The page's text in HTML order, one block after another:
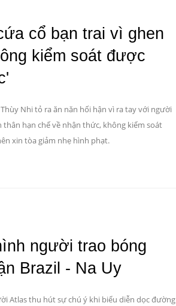
cổ bạn trai vì ghen
kiểm soát được
Thùy Nhi tỏ ra ăn năn hối hận vì ra tay với người
thân hạn chế về nhận thức, không kiểm soát
xin tòa giảm nhẹ hình phạt.
người trao bóng
Brazil - Na Uy
Atlas thu hút sự chú ý khi biểu diễn dọc đường